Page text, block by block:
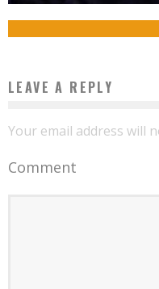
LEAVE A REPLY
Your email address will
Comment